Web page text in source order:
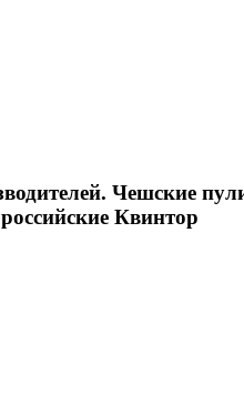
Чешские
Квинтор